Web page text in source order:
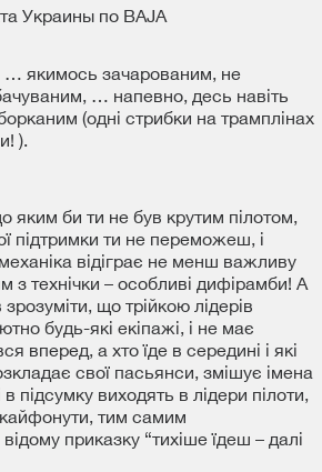
… якимось зачарованим, не
… напевно, десь навіть
(одні стрибки на трамплінах
).
яким би ти не був крутим пілотом,
підтримки ти не переможеш, і
відіграє не менш важливу
з технічки – особливі дифірамби! А
що трійкою лідерів
будь-які екіпажі, і не має
вперед, а хто їде в середині і які
свої пасьянси, змішує імена
в підсумку виходять в лідери пілоти,
кайфонути, тим самим
приказку “тихіше їдеш – далі